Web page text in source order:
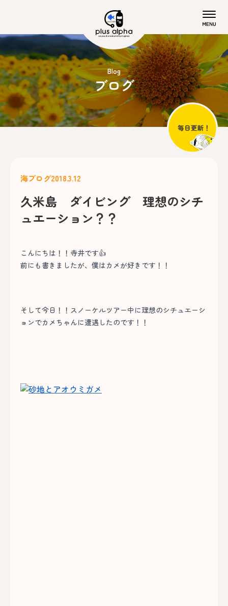
Blog
ブログ
海ブログ2018.3.12
久米島 ダイビング 理想のシチ
ュエーション？？
こんにちは！！寺井です👍
前にも書きましたが、僕はカメが好きです！！
そして今日！！スノーケルツアー中に理想のシチュエーシ
ョンでカメちゃんに遭遇したのです！！